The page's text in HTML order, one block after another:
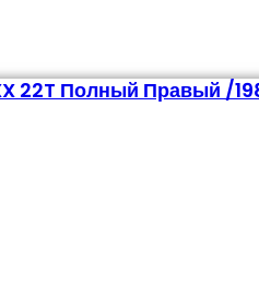
22T Полный Правый /